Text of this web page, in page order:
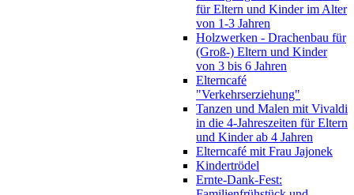
für Eltern und Kinder im Alter
von 1-3 Jahren
Holzwerken - Drachenbau für
(Groß-) Eltern und Kinder
von 3 bis 6 Jahren
Elterncafé
"Verkehrserziehung"
Tanzen und Malen mit Vivaldi
in die 4-Jahreszeiten für Eltern
und Kinder ab 4 Jahren
Elterncafé mit Frau Jajonek
Kindertrödel
Ernte-Dank-Fest: